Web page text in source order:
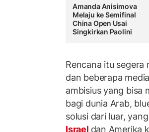
Amanda Anisimova
Melaju ke Semifinal
China Open Usai
Singkirkan Paolini
Rencana itu
dan beberapa
ambisius yang bisa
bagi dunia Arab,
solusi dari luar,
Israel dan Amerika